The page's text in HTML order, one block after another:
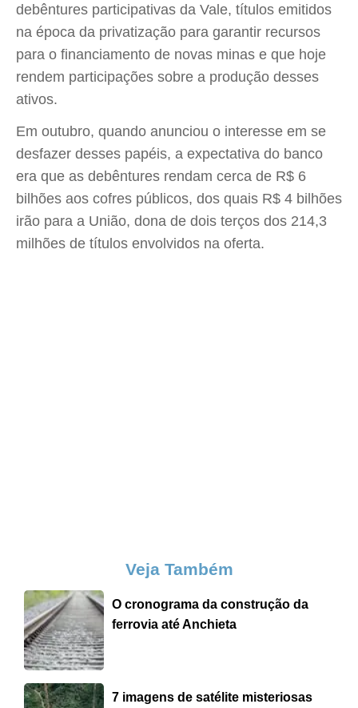
debêntures participativas da Vale, títulos emitidos
na época da privatização para garantir recursos
para o financiamento de novas minas e que hoje
rendem participações sobre a produção desses
ativos.
Em outubro, quando anunciou o interesse em se
desfazer desses papéis, a expectativa do banco
era que as debêntures rendam cerca de R$ 6
bilhões aos cofres públicos, dos quais R$ 4 bilhões
irão para a União, dona de dois terços dos 214,3
milhões de títulos envolvidos na oferta.
Veja Também
O cronograma da construção da
ferrovia até Anchieta
7 imagens de satélite misteriosas